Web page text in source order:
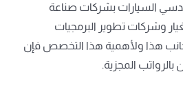
السيارات بشركات صناعة
وشركات تطوير البرمجيات
جانب هذا ولأهمية هذا التخصص فإن
المجزية.